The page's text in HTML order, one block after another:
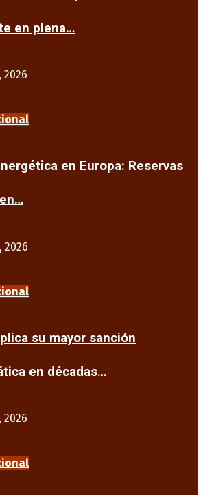
en plena…
2026
en Europa: Reservas
2026
su mayor sanción
en décadas…
2026